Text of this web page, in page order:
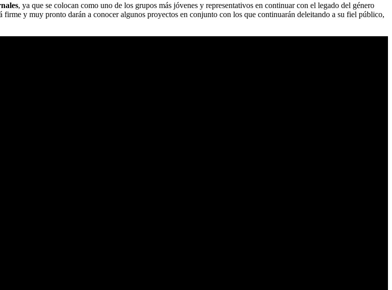
, ya que se colocan como uno de los grupos más jóvenes y representativos en continuar con el legado del género
firme y muy pronto darán a conocer algunos proyectos en conjunto con los que continuarán deleitando a su fiel público,